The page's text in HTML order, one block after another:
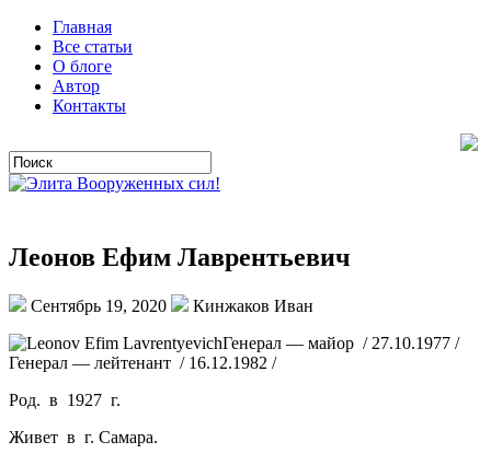
Главная
Все статьи
О блоге
Автор
Контакты
Леонов Ефим Лаврентьевич
Сентябрь 19, 2020
Кинжаков Иван
Генерал — майор / 27.10.1977 /
Генерал — лейтенант / 16.12.1982 /
Род. в 1927 г.
Живет в г. Самара.